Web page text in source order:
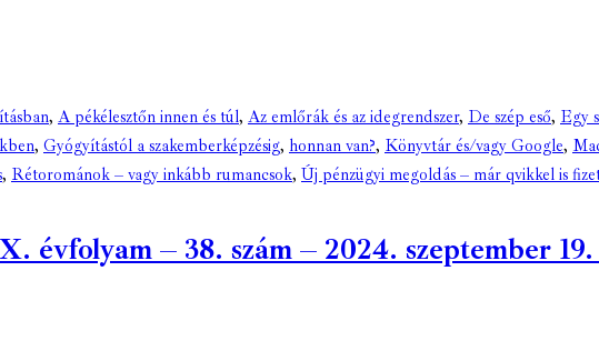
, A pékélesztőn innen és túl, Az emlőrák és az idegrendszer, De szép eső, Egy
, Gyógyítástól a szakemberképzésig, honnan van?, Könyvtár és/vagy Google,
, Rétorománok – vagy inkább rumancsok, Új pénzügyi megoldás – már qvikkel is
évfolyam – 38. szám – 2024. szeptember